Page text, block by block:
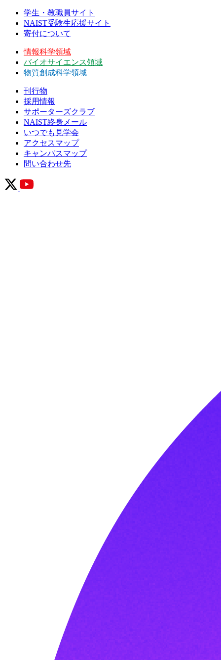
学生・教職員サイト
NAIST受験生応援サイト
寄付について
情報科学領域
バイオサイエンス領域
物質創成科学領域
刊行物
採用情報
サポーターズクラブ
NAIST終身メール
いつでも見学会
アクセスマップ
キャンパスマップ
問い合わせ先